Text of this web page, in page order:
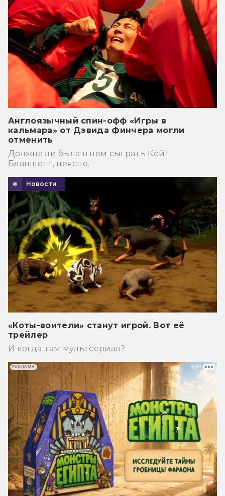
Англоязычный спин-офф «Игры в
кальмара» от Дэвида Финчера могли
отменить
Должна ли была в нем сыграть Кейт
Бланшетт, неясно.
Новости
«Коты-воители» станут игрой. Вот её
трейлер
И когда там мультсериал?
РЕКЛАМА